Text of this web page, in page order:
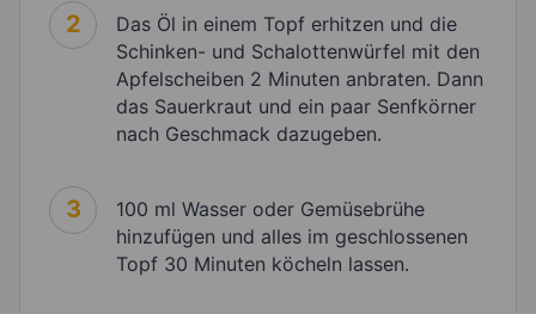
2
Das Öl in einem Topf erhitzen und die
Schinken- und Schalottenwürfel mit den
Apfelscheiben 2 Minuten anbraten. Dann
das Sauerkraut und ein paar Senfkörner
nach Geschmack dazugeben.
3
100 ml Wasser oder Gemüsebrühe
hinzufügen und alles im geschlossenen
Topf 30 Minuten köcheln lassen.